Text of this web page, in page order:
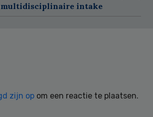
multidisciplinaire intake
zijn op om een reactie te plaatsen.